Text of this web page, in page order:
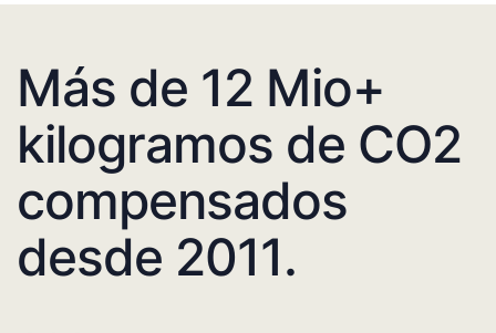
Más de 12 Mio+
kilogramos de CO2
compensados
desde 2011.